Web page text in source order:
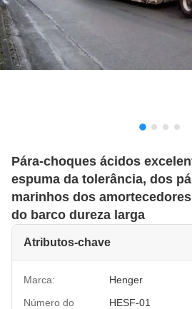
Pára-choques ácidos
espuma da tolerância, dos
marinhos dos
do barco dureza larga
Atributos-chave
Marca:
Henger
Número do
HESF-01